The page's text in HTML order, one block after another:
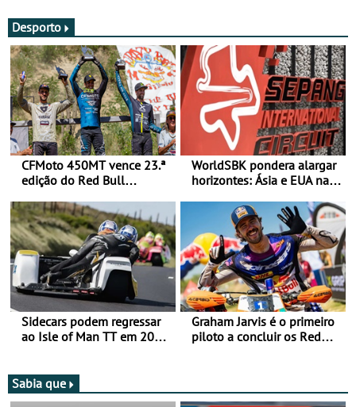
Desporto
CFMoto 450MT vence 23.ª
edição do Red Bull
Categorias Adventure -
Vitória na Ultimate, Core e
Lite
WorldSBK pondera alargar
horizontes: Ásia e EUA na
Sidecars podem regressar
ao Isle of Man TT em 2027
Graham Jarvis é o primeiro
piloto a concluir os Red
Sabia que